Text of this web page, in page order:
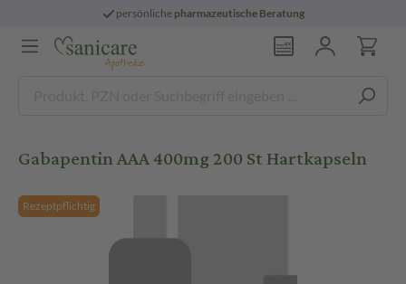
persönliche pharmazeutische Beratung
Gabapentin AAA 400mg 200 St Hartkapseln
Rezeptpflichtig